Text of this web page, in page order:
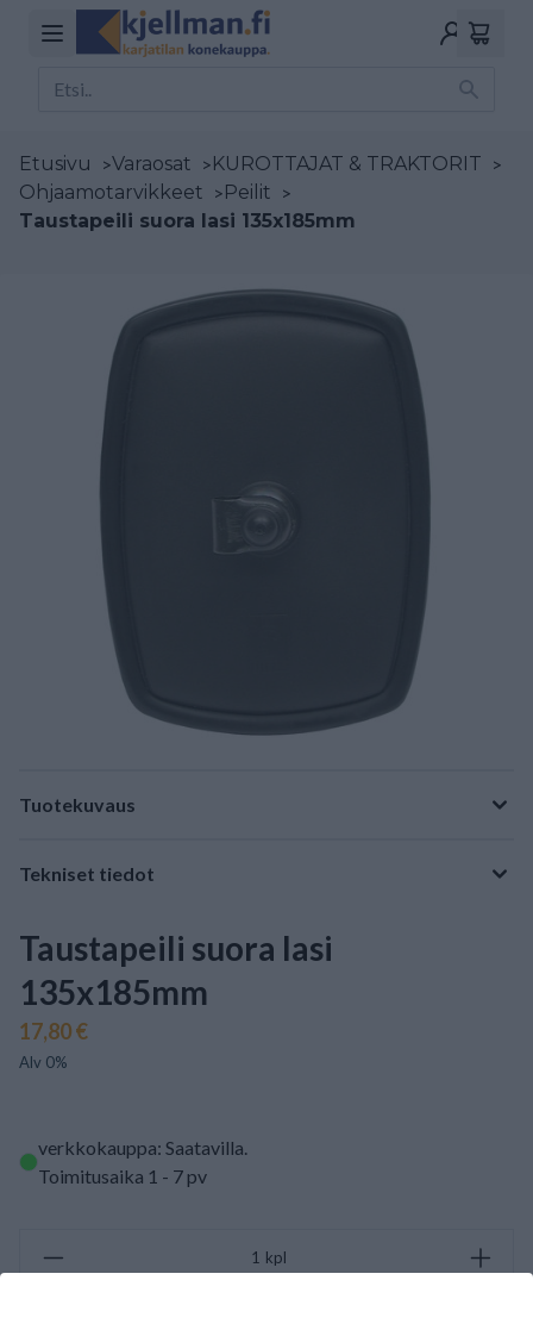
Etusivu >Varaosat >KUROTTAJAT & TRAKTORIT >
Ohjaamotarvikkeet >Peilit >
Taustapeili suora lasi 135x185mm
Tuotekuvaus
Tekniset tiedot
Taustapeili suora lasi
135x185mm
17,80 €
Alv 0%
verkkokauppa: Saatavilla.
Toimitusaika 1 - 7 pv
kpl